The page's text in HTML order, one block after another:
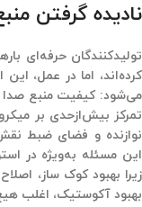
نادیده گرفتن
تولیدکنندگان حرفه‌ای
کرده‌اند، اما در عمل،
می‌شود:کیفیت منبع
تمرکز بیش‌ازحدی بر
نوازنده و فضای ضبط
این مسئله به‌ویژه در
زیرا بهبود کوک ساز،
بهبود آکوستیک، اغلب